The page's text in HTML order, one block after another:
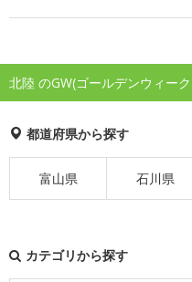
北陸 のGW(ゴールデンウィー
都道府県から探す
富山県 石川県
カテゴリから探す